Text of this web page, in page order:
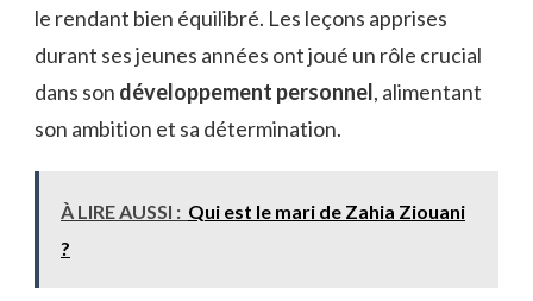
le rendant bien équilibré. Les leçons apprises
durant ses jeunes années ont joué un rôle crucial
dans son développement personnel, alimentant
son ambition et sa détermination.
À LIRE AUSSI : Qui est le mari de Zahia Ziouani
?